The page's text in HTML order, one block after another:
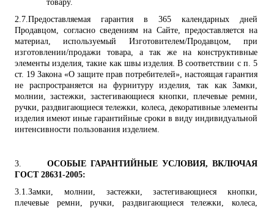
товару.
2.7. Предоставляемая гарантия в 365 календарных дней
Продавцом, согласно сведениям на Сайте, предоставляется на
материал, используемый Изготовителем/Продавцом, при
изготовлении/продажи товара, а так же на конструктивные
элементы изделия, такие как швы изделия. В соответствии с п. 5
ст. 19 Закона«О защите прав потребителей», настоящая гарантия
не распространяется на фурнитуру изделия, так какЗамки,
молнии, застежки, застегивающиеся кнопки, плечевые ремни,
ручки, раздвигающиеся тележки, колеса, декоративные элементы
изделия имеют иные гарантийные сроки в виду индивидуальной
интенсивности пользования изделием.
3.
ОСОБЫЕ ГАРАНТИЙНЫЕ УСЛОВИЯ, ВКЛЮЧАЯ
ГОСТ 28631-2005:
3.1. Замки, молнии, застежки, застегивающиеся кнопки,
плечевые ремни, ручки, раздвигающиеся тележки, колеса,